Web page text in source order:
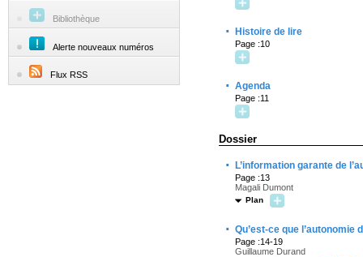
Bibliothèque
Alerte nouveaux numéros
Flux RSS
· Histoire de lire
Page :10
· Agenda
Page :11
Dossier
· L’information garante de
Page :13
Magali Dumont
Plan
· Qu’est-ce que l’autonomie
Page :14-19
Guillaume Durand